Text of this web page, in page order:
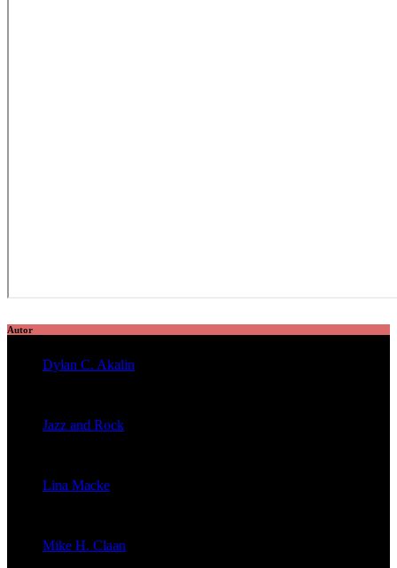
Autor
Dylan C. Akalin
Jazz and Rock
Lina Macke
Mike H. Claan